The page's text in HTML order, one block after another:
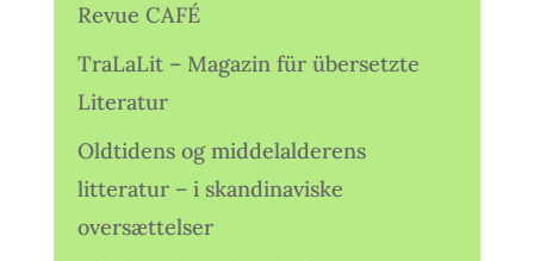
Revue CAFÉ
TraLaLit – Magazin für übersetzte
Literatur
Oldtidens og middelalderens
litteratur – i skandinaviske
oversættelser